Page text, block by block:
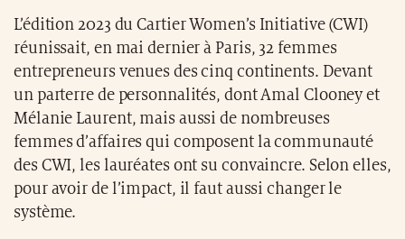
L’édition 2023 du Cartier Women’s Initiative (CWI)
réunissait, en mai dernier à Paris, 32 femmes
entrepreneurs venues des cinq continents. Devant
un parterre de personnalités, dont Amal Clooney et
Mélanie Laurent, mais aussi de nombreuses
femmes d’affaires qui composent la communauté
des CWI, les lauréates ont su convaincre. Selon elles,
pour avoir de l’impact, il faut aussi changer le
système.